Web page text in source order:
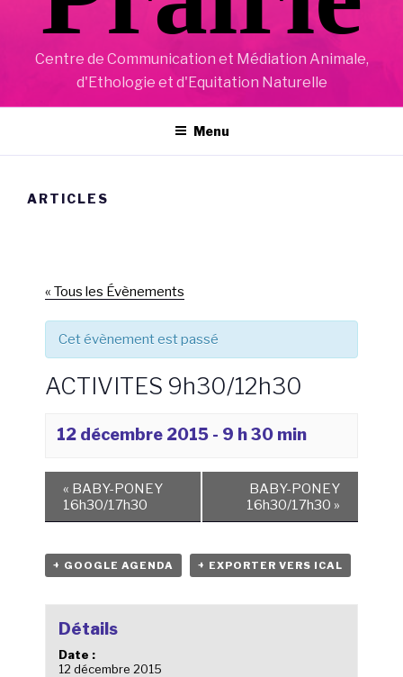
Centre de Communication et Médiation Animale,
d'Ethologie et d'Equitation Naturelle
Menu
ARTICLES
« Tous les Évènements
Cet évènement est passé
ACTIVITES 9h30/12h30
12 décembre 2015 - 9 h 30 min
« BABY-PONEY
16h30/17h30
BABY-PONEY
16h30/17h30 »
+ GOOGLE AGENDA + EXPORTER VERS ICAL
Détails
Date :
12 décembre 2015